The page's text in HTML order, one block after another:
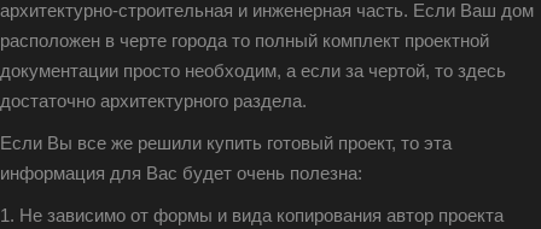
архитектурно-строительная и инженерная часть. Если Ваш дом
расположен в черте города то полный комплект проектной
документации просто необходим, а если за чертой, то здесь
достаточно архитектурного раздела.
Если Вы все же решили купить готовый проект, то эта
информация для Вас будет очень полезна:
1. Не зависимо от формы и вида копирования автор проекта